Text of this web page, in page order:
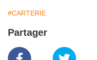
#CARTERIE
Partager